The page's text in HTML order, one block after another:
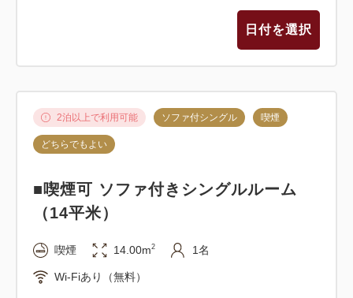
日付を選択
2泊以上で利用可能 ソファ付シングル 喫煙
どちらでもよい
■喫煙可 ソファ付きシングルルーム
（14平米）
喫煙 14.00m2 1名
Wi-Fiあり（無料）